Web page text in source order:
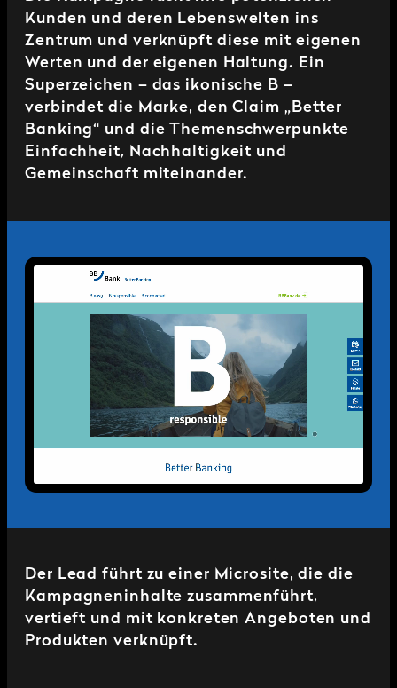
Kunden und deren Lebenswelten ins
Zentrum und verknüpft diese mit eigenen
Werten und der eigenen Haltung. Ein
Superzeichen – das ikonische B –
verbindet die Marke, den Claim „Better
Banking“ und die Themenschwerpunkte
Einfachheit, Nachhaltigkeit und
Gemeinschaft miteinander.
Der Lead führt zu einer Microsite, die die
Kampagneninhalte zusammenführt,
vertieft und mit konkreten Angeboten und
Produkten verknüpft.